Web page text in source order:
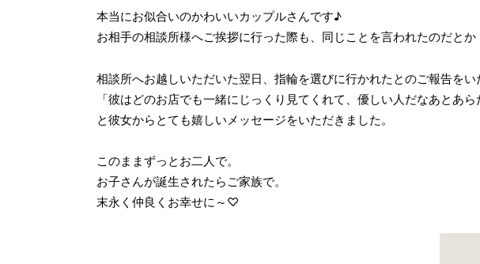
本当にお似合いのかわいいカップルさんです♪
お相手の相談所様へご挨拶に行った際も、同じことを言われたのだとか
相談所へお越しいただいた翌日、指輪を選びに行かれたとのご報告をい
「彼はどのお店でも一緒にじっくり見てくれて、優しい人だなあとあ
と彼女からとても嬉しいメッセージをいただきました。
このままずっとお二人で。
お子さんが誕生されたらご家族で。
末永く仲良くお幸せに～♡